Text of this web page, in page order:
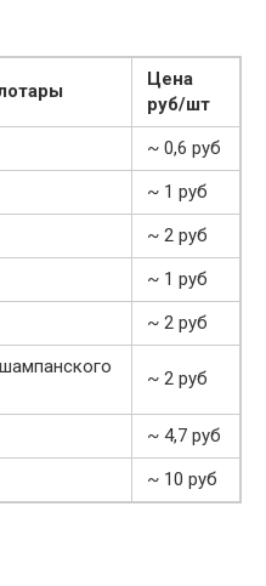
Цена
руб/шт
~ 0,6 руб
~ 1 руб
~ 2 руб
~ 1 руб
~ 2 руб
~ 2 руб
~ 4,7 руб
~ 10 руб